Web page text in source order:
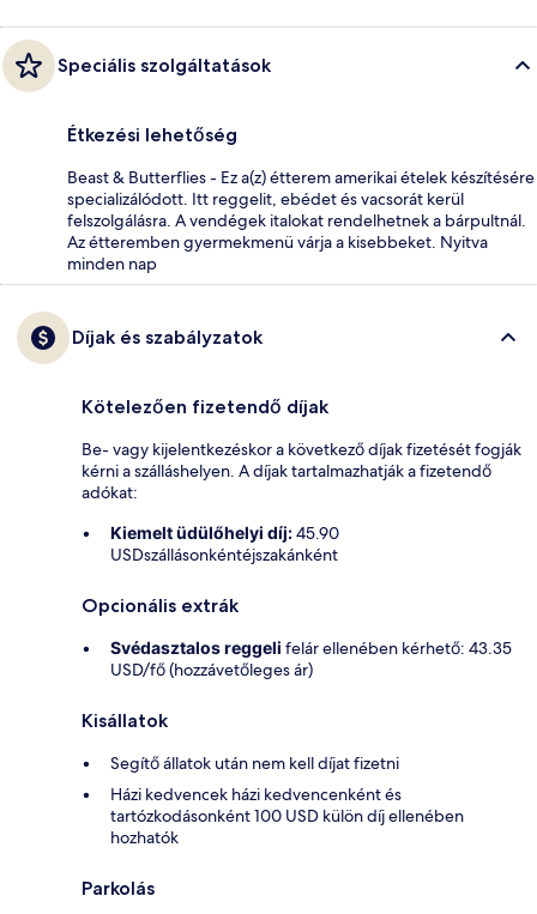
Speciális szolgáltatások
Étkezési lehetőség
Beast & Butterflies - Ez a(z) étterem amerikai ételek készítésére
specializálódott. Itt reggelit, ebédet és vacsorát kerül
felszolgálásra. A vendégek italokat rendelhetnek a bárpultnál.
Az étteremben gyermekmenü várja a kisebbeket. Nyitva
minden nap
Díjak és szabályzatok
Kötelezően fizetendő díjak
Be- vagy kijelentkezéskor a következő díjak fizetését fogják
kérni a szálláshelyen. A díjak tartalmazhatják a fizetendő
adókat:
Kiemelt üdülőhelyi díj:45.90
USDszállásonkéntéjszakánként
Opcionális extrák
Svédasztalos reggeli felár ellenében kérhető: 43.35
USD/fő (hozzávetőleges ár)
Kisállatok
Segítő állatok után nem kell díjat fizetni
Házi kedvencek házi kedvencenként és
tartózkodásonként 100 USD külön díj ellenében
hozhatók
Parkolás